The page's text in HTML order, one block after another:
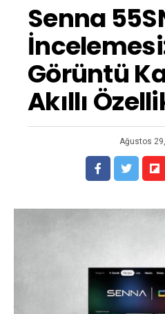
Senna
Görüntü
Akıllı
Ağustos